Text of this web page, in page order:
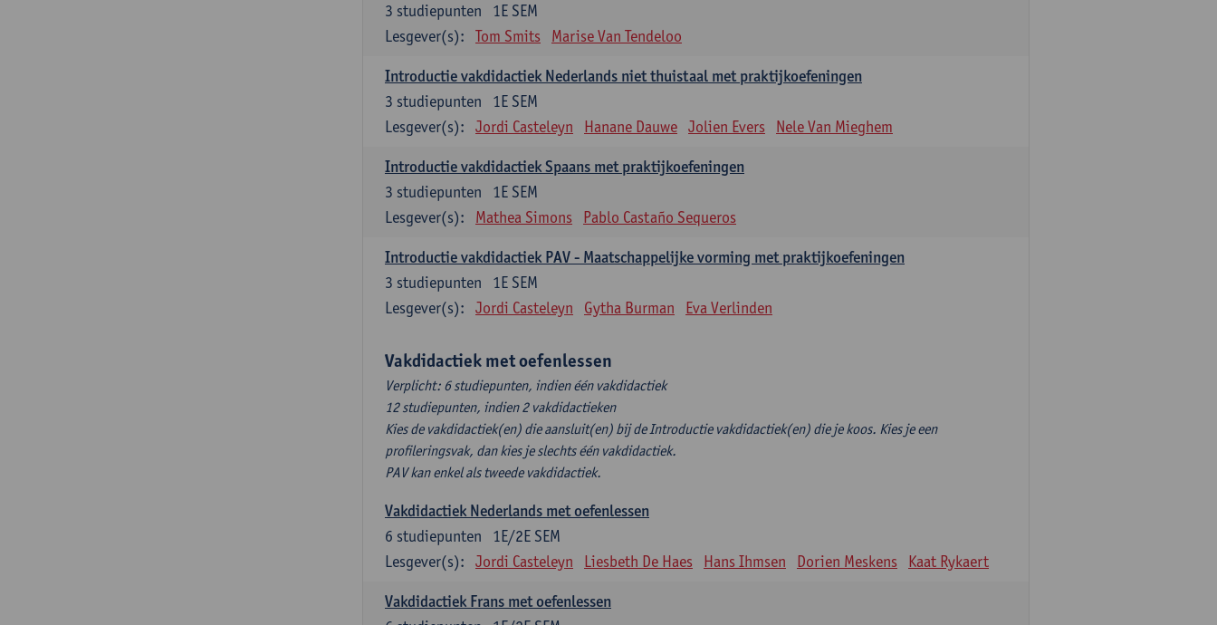
1E SEM
3 studiepunten
Lesgever(s):
Tom Smits Marise Van Tendeloo
Introductie vakdidactiek Nederlands niet thuistaal met praktijkoefeningen
1E SEM
3 studiepunten
Lesgever(s):
Jordi Casteleyn Hanane Dauwe Jolien Evers Nele Van Mieghem
Introductie vakdidactiek Spaans met praktijkoefeningen
1E SEM
3 studiepunten
Lesgever(s):
Mathea Simons Pablo Castaño Sequeros
Introductie vakdidactiek PAV - Maatschappelijke vorming met praktijkoefeningen
1E SEM
3 studiepunten
Lesgever(s):
Jordi Casteleyn Gytha Burman Eva Verlinden
Vakdidactiek met oefenlessen
Verplicht: 6 studiepunten, indien één vakdidactiek
12 studiepunten, indien 2 vakdidactieken
Kies de vakdidactiek(en) die aansluit(en) bij de Introductie vakdidactiek(en) die je koos. Kies je een
profileringsvak, dan kies je slechts één vakdidactiek.
PAV kan enkel als tweede vakdidactiek.
Vakdidactiek Nederlands met oefenlessen
1E/2E SEM
6 studiepunten
Lesgever(s):
Jordi Casteleyn Liesbeth De Haes Hans Ihmsen Dorien Meskens Kaat Rykaert
Vakdidactiek Frans met oefenlessen